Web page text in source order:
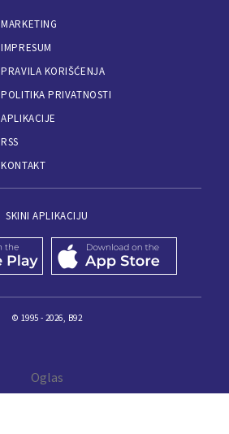
MARKETING
IMPRESUM
PRAVILA KORIŠĆENJA
POLITIKA PRIVATNOSTI
APLIKACIJE
RSS
KONTAKT
SKINI APLIKACIJU
© 1995 - 2026, B92